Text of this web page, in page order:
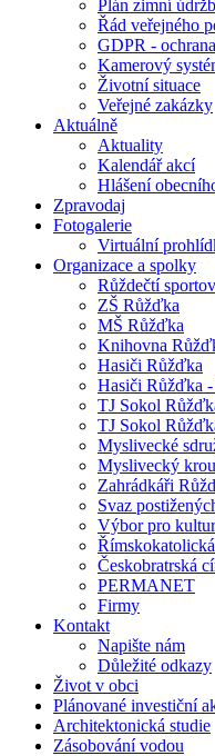
Plán zimní
Řád veřejného
GDPR -
Kamerový
Životní situace
Veřejné zakázky
Aktuálně
Aktuality
Kalendář akcí
Hlášení
Zpravodaj
Fotogalerie
Virtuální
Organizace a spolky
Růždečtí
ZŠ Růžďka
MŠ Růžďka
Knihovna
Hasiči Růžďka
Hasiči Růžďka -
TJ Sokol
TJ Sokol
Myslivecké
Myslivecký
Zahrádkáři
Svaz
Výbor pro
Českobratrská
PERMANET
Firmy
Kontakt
Napište nám
Důležité odkazy
Život v obci
Plánované investiční
Architektonická studie
Zásobování vodou